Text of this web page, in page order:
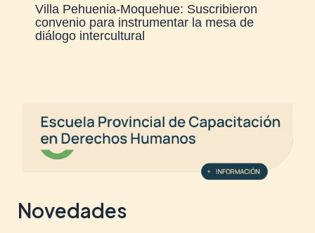
Villa Pehuenia-Moquehue: Suscribieron
convenio para instrumentar la mesa de
diálogo intercultural
Novedades